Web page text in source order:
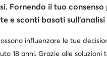
Fornendo il tuo
e sconti basati
influenzare le tue
18 anni. Grazie alle soluzioni